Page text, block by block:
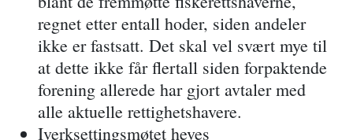
regnet etter entall hoder, siden andeler
ikke er fastsatt. Det skal vel svært mye til
at dette ikke får flertall siden forpaktende
forening allerede har gjort avtaler med
alle aktuelle rettighetshavere.
Iverksettingsmøtet heves